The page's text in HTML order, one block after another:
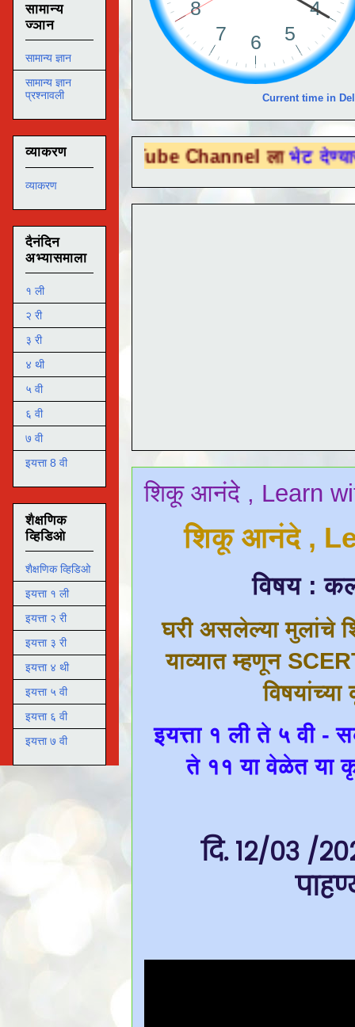
Current time in
You Tube Channel लाभेट देण्यासाठी येथे
शिकू आनंदे , Learn
शिकू आनंदे ,
विषय :
घरी असलेल्या मुलांचे
याव्यात म्हणून
इयत्ता १ ली ते ५ वी -
ते ११ या वेळेत या
दि. १२/०३ /
सामान्य
ज्ञान
सामान्य ज्ञान
सामान्य ज्ञान
प्रश्नावली
व्याकरण
व्याकरण
दैनंदिन
अभ्यासमाला
१ ली
२ री
३ री
४ थी
५ वी
६ वी
७ वी
इयत्ता 8 वी
शैक्षणिक
व्हिडिओ
शैक्षणिक व्हिडिओ
इयत्ता १ ली
इयत्ता २ री
इयत्ता ३ री
इयत्ता ४ थी
इयत्ता ५ वी
इयत्ता ६ वी
इयत्ता ७ वी